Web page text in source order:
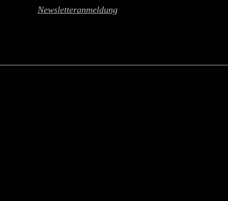
Newsletteranmeldung